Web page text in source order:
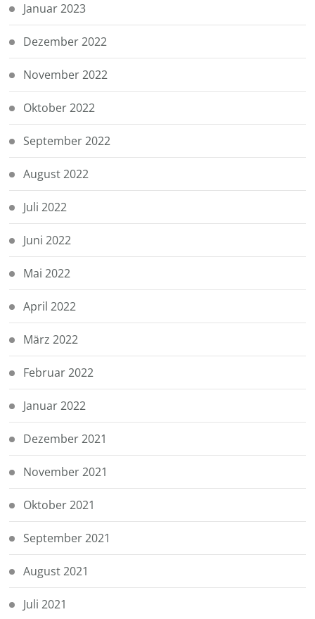
Januar 2023
Dezember 2022
November 2022
Oktober 2022
September 2022
August 2022
Juli 2022
Juni 2022
Mai 2022
April 2022
März 2022
Februar 2022
Januar 2022
Dezember 2021
November 2021
Oktober 2021
September 2021
August 2021
Juli 2021